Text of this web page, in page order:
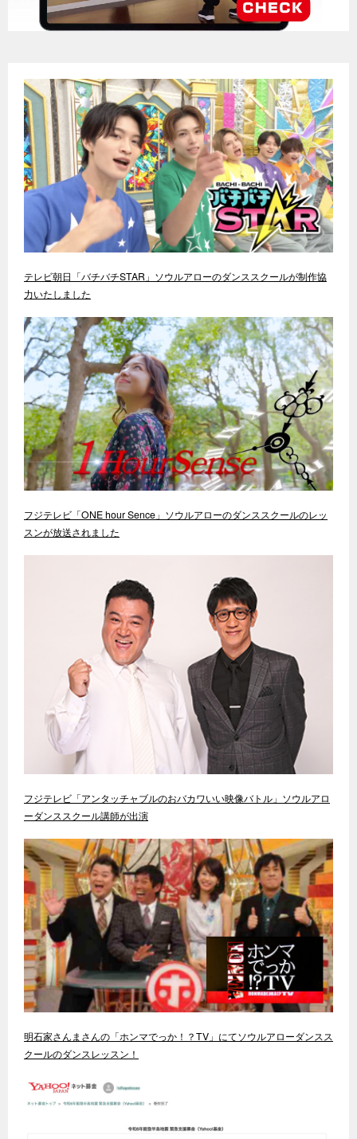
テレビ朝日「バチバチSTAR」ソウルアローのダンススクールが制作協
力いたしました
フジテレビ「ONE hour Sence」ソウルアローのダンススクールのレッ
スンが放送されました
フジテレビ「アンタッチャブルのおバカワいい映像バトル」ソウルアロ
ーダンススクール講師が出演
明石家さんまさんの「ホンマでっか！？TV」にてソウルアローダンスス
クールのダンスレッスン！